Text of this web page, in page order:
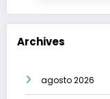
Archives
agosto 2026